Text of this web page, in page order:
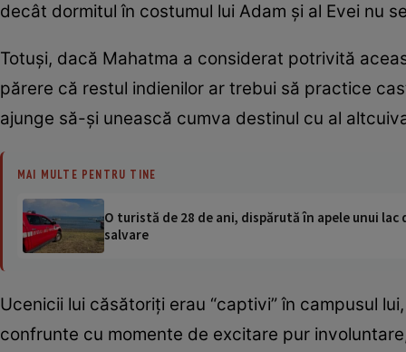
decât dormitul în costumul lui Adam şi al Evei nu
Totuşi, dacă Mahatma a considerat potrivită
părere că restul indienilor ar trebui să practice
ajunge să-şi unească cumva destinul cu al
MAI MULTE PENTRU TINE
O turistă de 28 de ani, dispărută în apele unui
salvare
Ucenicii lui căsătoriţi erau “captivi” în campusul
confrunte cu momente de excitare pur